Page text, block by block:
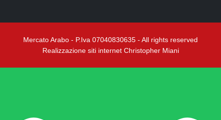
Chi siamo
Mercato Arabo - P.Iva 07040830635 - All rights reserved
Realizzazione siti internet Christopher Miani